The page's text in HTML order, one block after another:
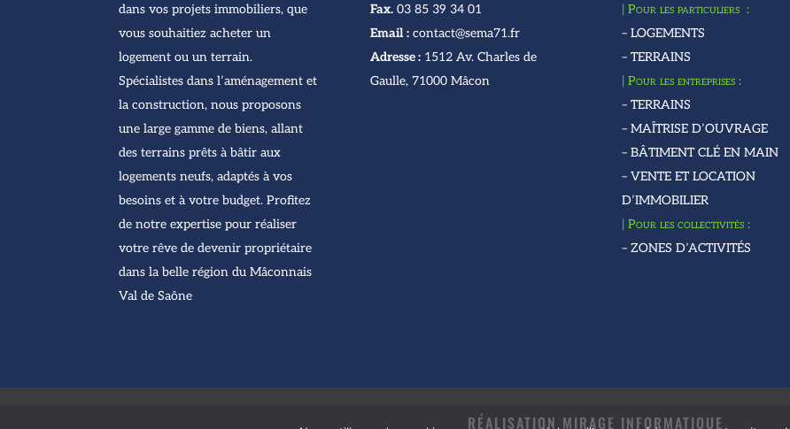
dans vos projets immobiliers, que
vous souhaitiez acheter un
logement ou un terrain.
Spécialistes dans l’aménagement et
la construction, nous proposons
une large gamme de biens, allant
des terrains prêts à bâtir aux
logements neufs, adaptés à vos
besoins et à votre budget. Profitez
de notre expertise pour réaliser
votre rêve de devenir propriétaire
dans la belle région du Mâconnais
Val de Saône
Fax.03 85 39 34 01
Email :contact@sema71.fr
Adresse :1512 Av. Charles de
Gaulle, 71000 Mâcon
| Pour les particuliers :
– LOGEMENTS
– TERRAINS
| Pour les entreprises :
– TERRAINS
– MAÎTRISE D’OUVRAGE
– BÂTIMENT CLÉ EN MAIN
– VENTE ET LOCATION
D’IMMOBILIER
| Pour les collectivités :
– ZONES D’ACTIVITÉS
RÉALISATION MIRAGE INFORMATIQUE